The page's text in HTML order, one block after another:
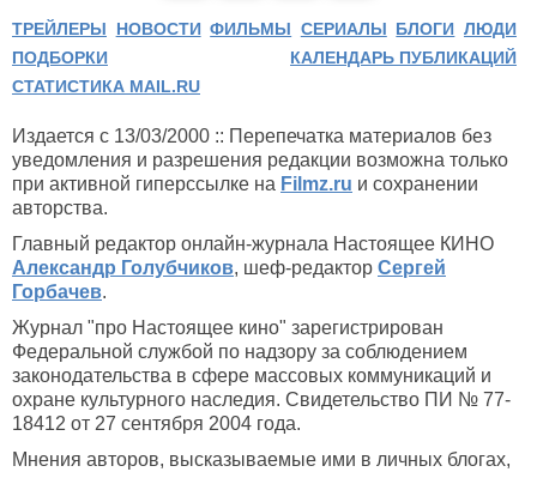
ТРЕЙЛЕРЫ НОВОСТИ ФИЛЬМЫ СЕРИАЛЫ БЛОГИ ЛЮДИ
ПОДБОРКИ
КАЛЕНДАРЬ ПУБЛИКАЦИЙ
СТАТИСТИКА MAIL.RU
Издается с 13/03/2000 :: Перепечатка материалов без
уведомления и разрешения редакции возможна только
при активной гиперссылке на Filmz.ru и сохранении
авторства.
Главный редактор онлайн-журнала Настоящее КИНО
Александр Голубчиков, шеф-редактор Сергей
Горбачев.
Журнал "про Настоящее кино" зарегистрирован
Федеральной службой по надзору за соблюдением
законодательства в сфере массовых коммуникаций и
охране культурного наследия. Свидетельство ПИ № 77-
18412 от 27 сентября 2004 года.
Мнения авторов, высказываемые ими в личных блогах,